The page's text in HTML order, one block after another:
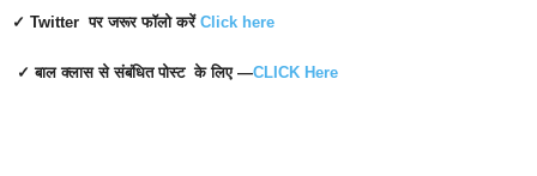
✓ Twitter पर जरूर फॉलो करें Click here
✓ बाल क्लास से संबंधित पोस्ट के लिए —CLICK Here